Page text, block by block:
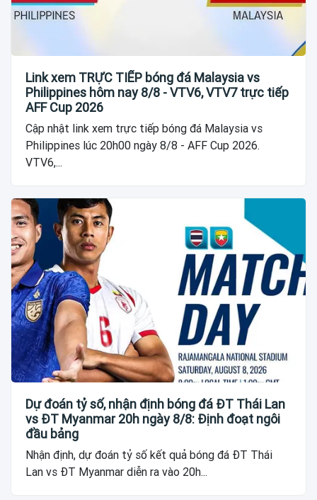
Link xem TRỰC TIẾP bóng đá Malaysia vs
Philippines hôm nay 8/8 - VTV6, VTV7 trực tiếp
AFF Cup 2026
Cập nhật link xem trực tiếp bóng đá Malaysia vs
Philippines lúc 20h00 ngày 8/8 - AFF Cup 2026.
VTV6,...
Dự đoán tỷ số, nhận định bóng đá ĐT Thái Lan
vs ĐT Myanmar 20h ngày 8/8: Định đoạt ngôi
đầu bảng
Nhận định, dự đoán tỷ số kết quả bóng đá ĐT Thái
Lan vs ĐT Myanmar diễn ra vào 20h...